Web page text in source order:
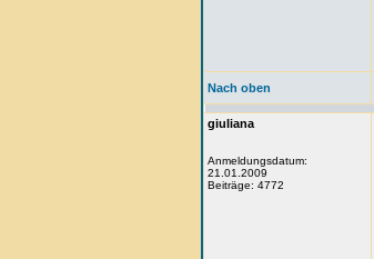
Nach oben
giuliana
Anmeldungsdatum:
21.01.2009
Beiträge: 4772